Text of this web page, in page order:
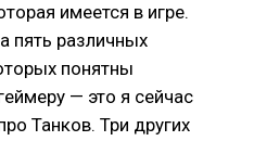
имеется в игре.
пять различных
понятны
— это я сейчас
Танков. Три других